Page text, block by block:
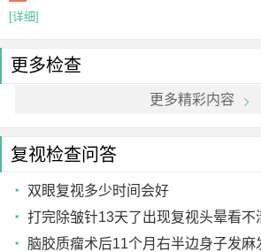
[详细]
更多检查
更多精彩内容
复视检查问答
双眼复视多少时间会好
打完除皱针13天了出现复视头晕看不
想吐有没有缓解的
脑胶质瘤术后11个月右半边身子发麻